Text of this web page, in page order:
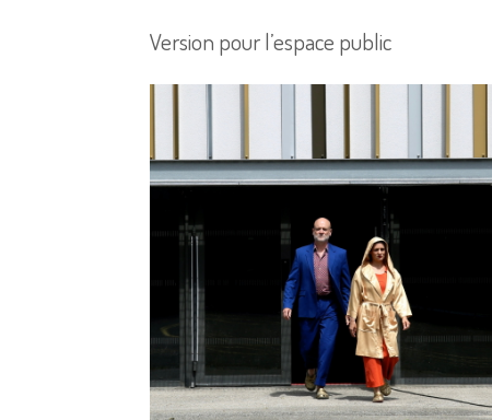
Version pour l’espace public